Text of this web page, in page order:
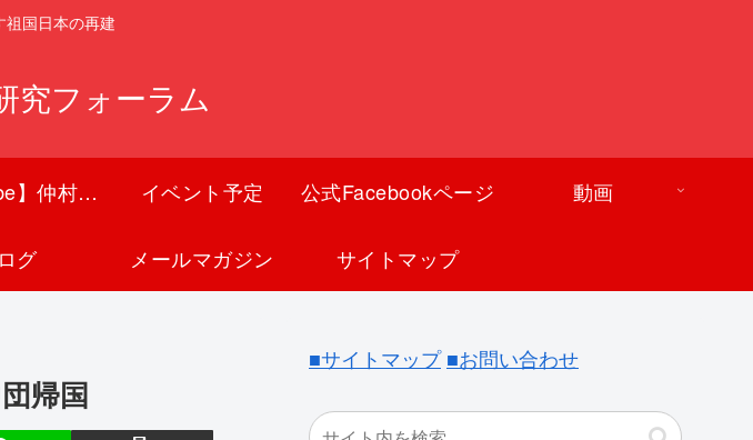
祖国日本の再建
究フォーラム
【You Tube】仲村覚チャンネル イベント予定 公式Facebookページ 動画
グ メールマガジン サイトマップ
帰国
■サイトマップ ■お問い合わせ